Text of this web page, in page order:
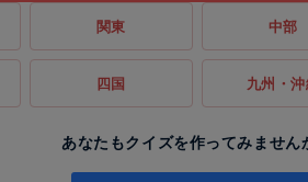
関東 中部
四国 九州・
あなたもクイズを作ってみません